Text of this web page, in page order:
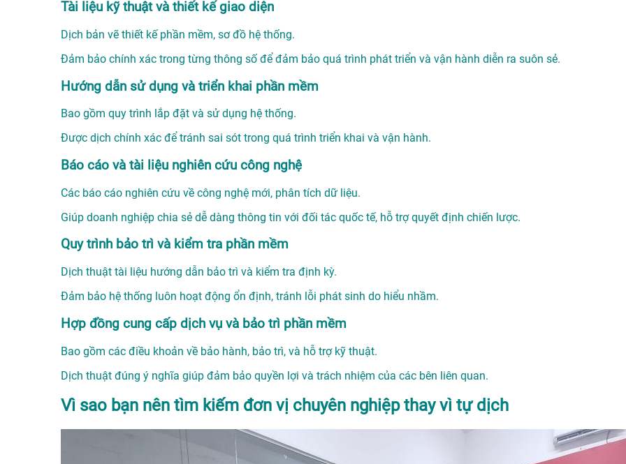
Tài liệu kỹ thuật và thiết kế giao diện
Dịch bản vẽ thiết kế phần mềm, sơ đồ hệ thống.
Đảm bảo chính xác trong từng thông số để đảm bảo quá trình phát triển và vận hành diễn ra suôn sẻ.
Hướng dẫn sử dụng và triển khai phần mềm
Bao gồm quy trình lắp đặt và sử dụng hệ thống.
Được dịch chính xác để tránh sai sót trong quá trình triển khai và vận hành.
Báo cáo và tài liệu nghiên cứu công nghệ
Các báo cáo nghiên cứu về công nghệ mới, phân tích dữ liệu.
Giúp doanh nghiệp chia sẻ dễ dàng thông tin với đối tác quốc tế, hỗ trợ quyết định chiến lược.
Quy trình bảo trì và kiểm tra phần mềm
Dịch thuật tài liệu hướng dẫn bảo trì và kiểm tra định kỳ.
Đảm bảo hệ thống luôn hoạt động ổn định, tránh lỗi phát sinh do hiểu nhầm.
Hợp đồng cung cấp dịch vụ và bảo trì phần mềm
Bao gồm các điều khoản về bảo hành, bảo trì, và hỗ trợ kỹ thuật.
Dịch thuật đúng ý nghĩa giúp đảm bảo quyền lợi và trách nhiệm của các bên liên quan.
Vì sao bạn nên tìm kiếm đơn vị chuyên nghiệp thay vì tự dịch